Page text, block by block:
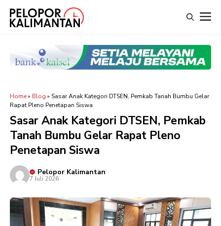
Home» Blog » Sasar Anak Kategori DTSEN, Pemkab Tanah Bumbu Gelar
Rapat Pleno Penetapan Siswa
Sasar Anak Kategori DTSEN, Pemkab
Tanah Bumbu Gelar Rapat Pleno
Penetapan Siswa
Pelopor Kalimantan
7 Juli 2026